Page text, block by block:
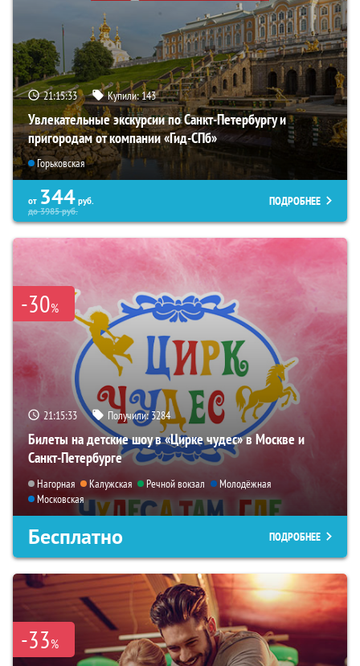
21:15:32 Купили:143
Увлекательные экскурсии по Санкт-Петербургу и
пригородам от компании «Гид-СПб»
Горьковская
от 344 руб.
до3985руб.
ПОДРОБНЕЕ
-30%
21:15:32 Получили:3284
Билеты на детские шоу в «Цирке чудес» в Москве и
Санкт-Петербурге
Нагорная Калужская Речной вокзал
Молодёжная
Московская
Бесплатно ПОДРОБНЕЕ
-33%